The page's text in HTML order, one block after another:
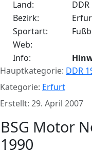
Land:
DDR
Bezirk:
Sportart:
Web:
Info:
Hauptkategorie: DDR
Kategorie: Erfurt
Erstellt: 29. April 2007
BSG Motor
1990